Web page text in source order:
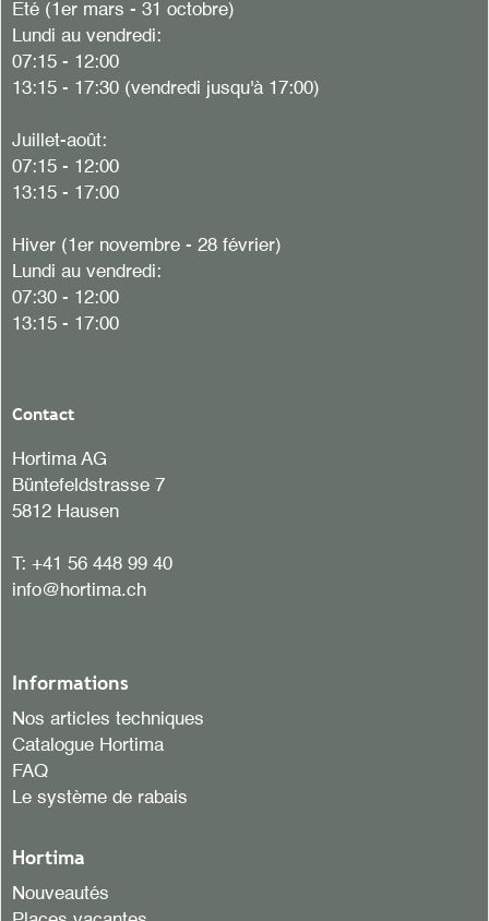
Eté (1er mars - 31 octobre)
Lundi au vendredi:
07:15 - 12:00
13:15 - 17:30 (vendredi jusqu'à 17:00)
Juillet-août:
07:15 - 12:00
13:15 - 17:00
Hiver (1er novembre - 28 février)
Lundi au vendredi:
07:30 - 12:00
13:15 - 17:00
Contact
Hortima AG
Büntefeldstrasse 7
5812 Hausen
T: +41 56 448 99 40
info@hortima.ch
Informations
Nos articles techniques
Catalogue Hortima
FAQ
Le système de rabais
Hortima
Nouveautés